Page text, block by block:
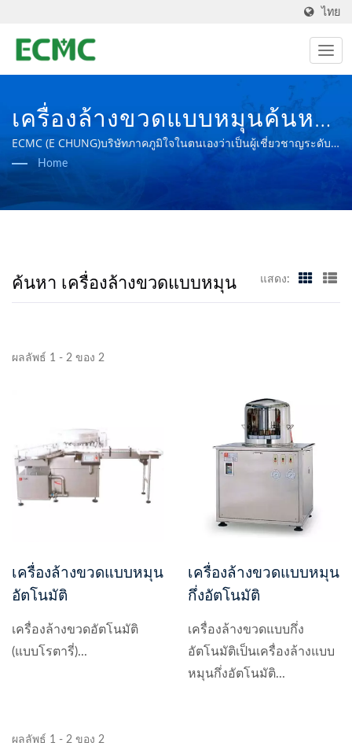
ไทย
เครื่องล้างขวดแบบหมุนค้นหา
แล้ว | ผู้ผลิตอุปกรณ์แปรรูป
ทางเภสัชกรรมและเทคโนโลยี
ชีวภาพตามมาตรฐาน PIC/S
เนอรี่ จำกัด
ECMC (E CHUNG)บริษัทภาคภูมิใจในตนเองว่าเป็นผู้เชี่ยวชาญระดับ
โลกด้านโรงงานผลิตอุปกรณ์เภสัชกรรม โดยมีเป้าหมายในการสร้าง
Home
ค้นหา เครื่องล้างขวดแบบหมุน แสดง:
ผลลัพธ์ 1 - 2 ของ 2
เครื่องล้างขวดแบบหมุน
อัตโนมัติ
เครื่องล้างขวดอัตโนมัติ
(แบบโรตารี่)...
เครื่องล้างขวดแบบหมุน
กึ่งอัตโนมัติ
เครื่องล้างขวดแบบกึ่ง
อัตโนมัติเป็นเครื่องล้างแบบ
หมุนกึ่งอัตโนมัติ...
ผลลัพธ์ 1 - 2 ของ 2